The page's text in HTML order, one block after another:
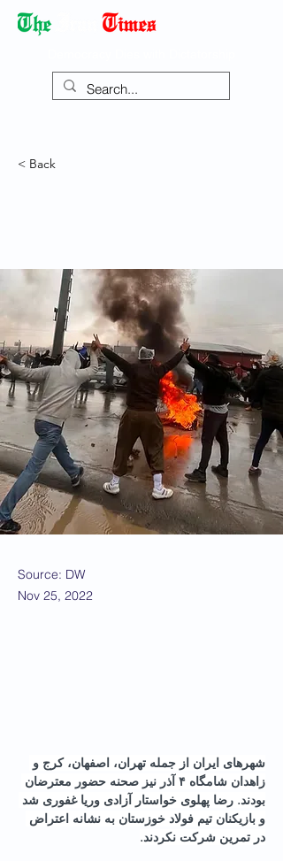
< Back
Source: DW
Nov 25, 2022
شهرهای ایران از جمله تهران، اصفهان، کرج و
زاهدان شامگاه ۴ آذر نیز صحنه حضور معترضان
بودند. رضا پهلوی خواستار آزادی وریا غفوری شد
و بازیکنان تیم فولاد خوزستان به نشانه اعتراض
در تمرین شرکت نکردند.